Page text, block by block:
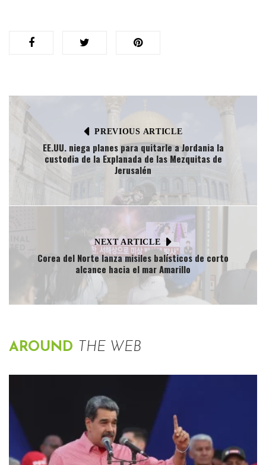
PREVIOUS ARTICLE
EE.UU. niega planes para quitarle a Jordania la
custodia de la Explanada de las Mezquitas de
Jerusalén
NEXT ARTICLE
Corea del Norte lanza misiles balísticos de corto
alcance hacia el mar Amarillo
AROUND THE WEB